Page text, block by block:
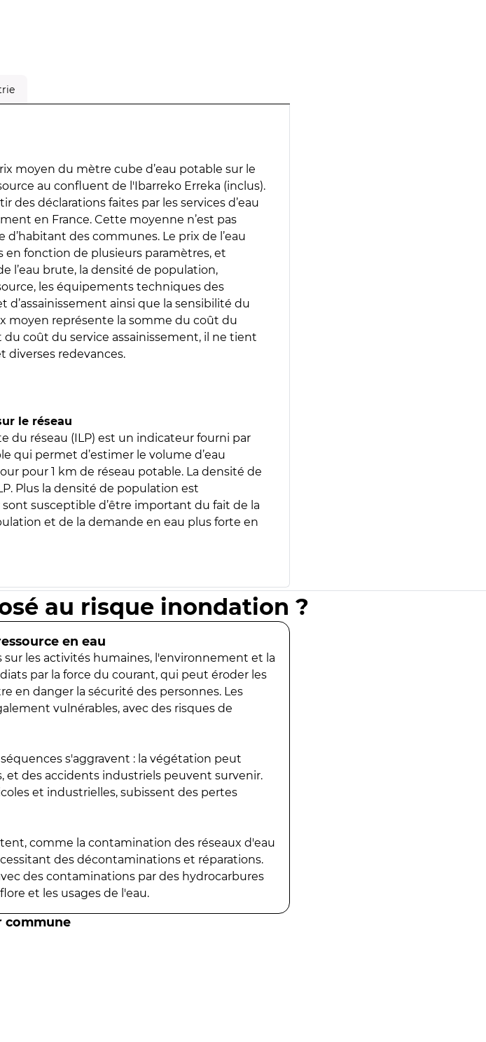
moyen du mètre cube d’eau potable sur le
au confluent de l'Ibarreko Erreka (inclus).
des déclarations faites par les services d’eau
en France. Cette moyenne n’est pas
des communes. Le prix de l’eau
en fonction de plusieurs paramètres, et
l’eau brute, la densité de population,
les équipements techniques des
d’assainissement ainsi que la sensibilité du
moyen représente la somme du coût du
du coût du service assainissement, il ne tient
diverses redevances.
le réseau
du réseau (ILP) est un indicateur fourni par
qui permet d’estimer le volume d’eau
pour 1 km de réseau potable. La densité de
Plus la densité de population est
susceptible d’être important du fait de la
et de la demande en eau plus forte en
au risque inondation ?
en eau
les activités humaines, l'environnement et la
par la force du courant, qui peut éroder les
en danger la sécurité des personnes. Les
vulnérables, avec des risques de
s'aggravent : la végétation peut
et des accidents industriels peuvent survenir.
et industrielles, subissent des pertes
comme la contamination des réseaux d'eau
des décontaminations et réparations.
des contaminations par des hydrocarbures
et les usages de l'eau.
commune